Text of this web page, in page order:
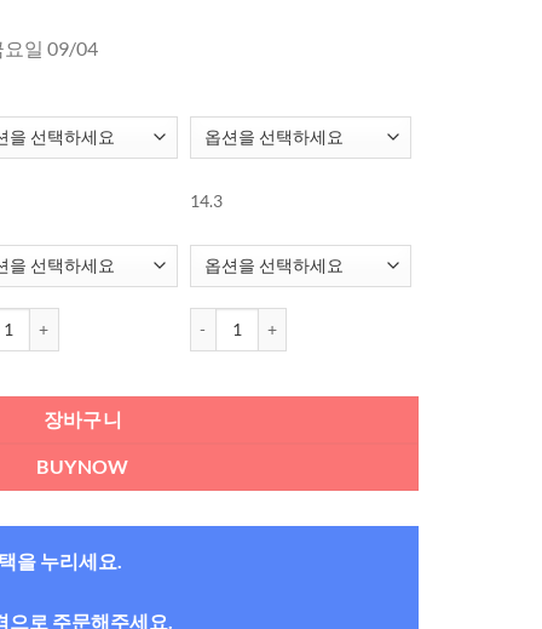
일 09/04
오아시스 원데이 90개 수량
14.3
아큐브 오아시스 원데이 90개 수량
장바구니
BUYNOW
을 누리세요.
으로 주문해주세요.